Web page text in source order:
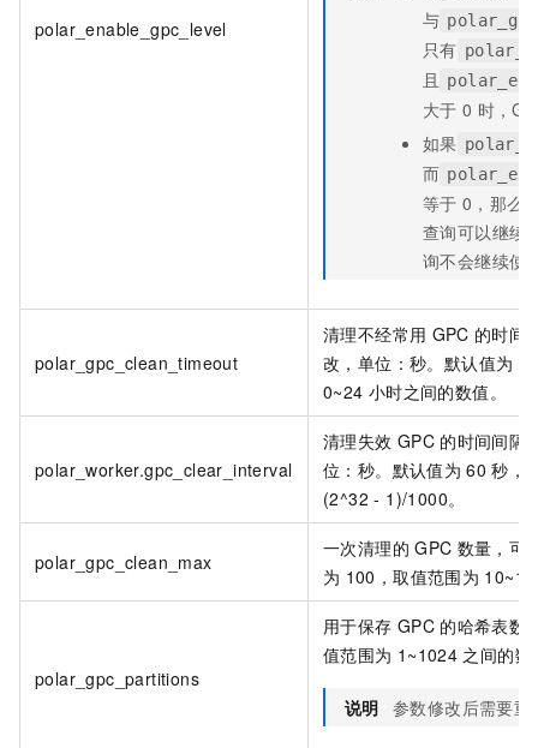
polar_enable_gpc_level
与
只有
且
大于 0 时，
如果
而
等于 0，那么
查询可以继续
询不会继续使
polar_gpc_clean_timeout
清理不经常用 GPC 的时间
改，单位：秒。默认值为
0~24 小时之间的数值。
polar_worker.gpc_clear_interval
清理失效 GPC 的时间间隔
位：秒。默认值为 60 秒，
(2^32 - 1)/1000。
polar_gpc_clean_max
一次清理的 GPC 数量，可
为 100，取值范围为
polar_gpc_partitions
用于保存 GPC 的哈希表数
值范围为 1~1024 之间的数
说明 参数修改后需要重